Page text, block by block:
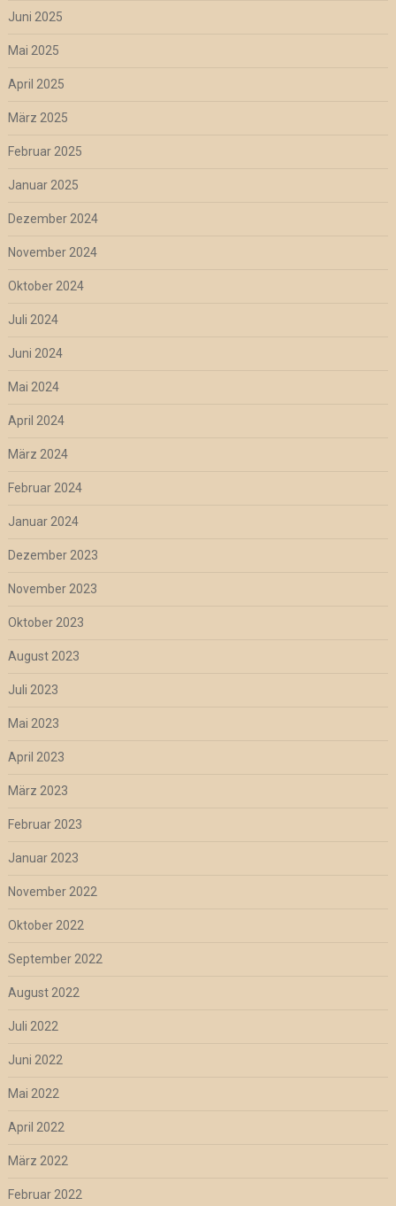
Juni 2025
Mai 2025
April 2025
März 2025
Februar 2025
Januar 2025
Dezember 2024
November 2024
Oktober 2024
Juli 2024
Juni 2024
Mai 2024
April 2024
März 2024
Februar 2024
Januar 2024
Dezember 2023
November 2023
Oktober 2023
August 2023
Juli 2023
Mai 2023
April 2023
März 2023
Februar 2023
Januar 2023
November 2022
Oktober 2022
September 2022
August 2022
Juli 2022
Juni 2022
Mai 2022
April 2022
März 2022
Februar 2022